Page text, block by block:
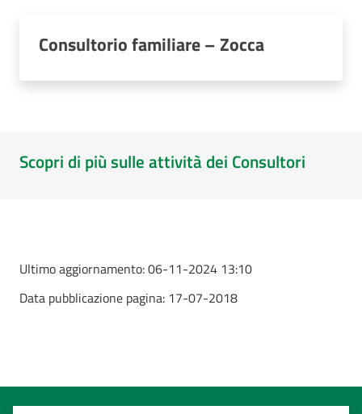
Consultorio familiare – Zocca
Scopri di più sulle attività dei Consultori
Ultimo aggiornamento:06-11-2024 13:10
Data pubblicazione pagina: 17-07-2018